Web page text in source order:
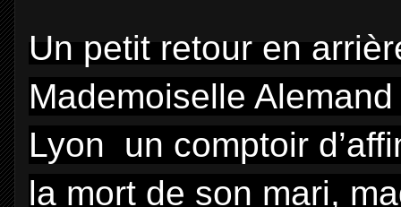
Un petit retour en
Mademoiselle
Lyon un comptoir
la mort de son mari,